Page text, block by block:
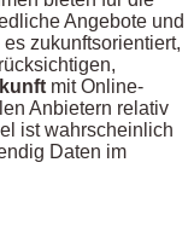
Angebote und
zukunftsorientiert,
mit Online-
Anbietern relativ
ist wahrscheinlich
Daten im